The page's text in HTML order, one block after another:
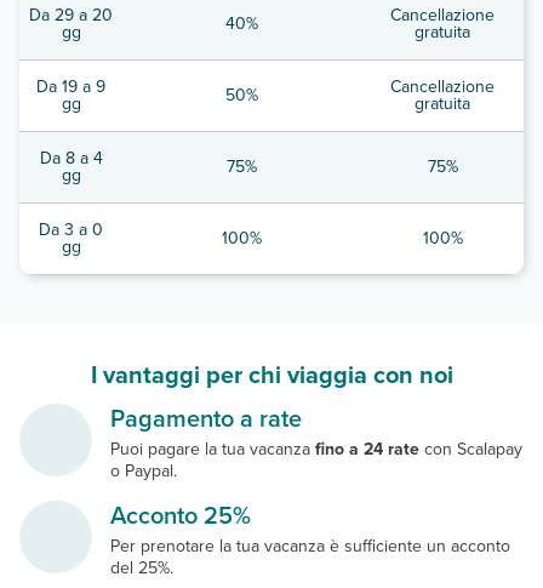
Da 29 a 20
gg 40% Cancellazione
gratuita
Da 19 a 9
gg 50% Cancellazione
gratuita
Da 8 a 4
gg 75% 75%
Da 3 a 0
gg 100% 100%
I vantaggi per chi viaggia con noi
Pagamento a rate
Puoi pagare la tua vacanzafino a 24 ratecon Scalapay
o Paypal.
Acconto 25%
Per prenotare la tua vacanza è sufficiente un acconto
del 25%.